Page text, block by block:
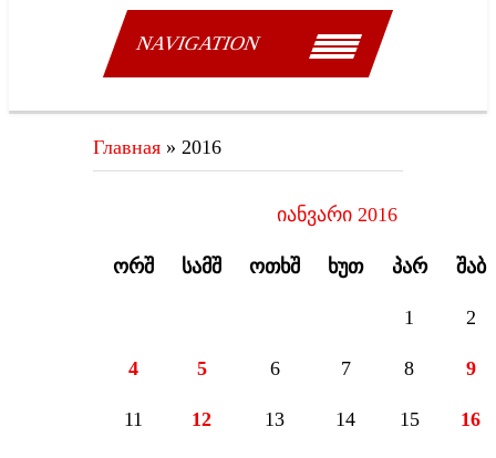
NAVIGATION
Главная » 2016
იანვარი 2016
ᲝᲠᲨ ᲡᲐᲛᲨ ᲝᲗᲮᲨ ᲮᲣᲗ ᲞᲐᲠ ᲨᲐᲑ
1 2
4 5 6 7 8 9
11 12 13 14 15 16